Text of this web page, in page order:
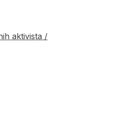
aktivista /